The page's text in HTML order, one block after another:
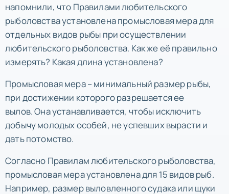
напомнили, что Правилами любительского
рыболовства установлена промысловая мера для
отдельных видов рыбы при осуществлении
любительского рыболовства. Как же её правильно
измерять? Какая длина установлена?
Промысловая мера – минимальный размер рыбы,
при достижении которого разрешается ее
вылов. Она устанавливается, чтобы исключить
добычу молодых особей, не успевших вырасти и
дать потомство.
Согласно Правилам любительского рыболовства,
промысловая мера установлена для 15 видов рыб.
Например, размер выловленного судака или щуки